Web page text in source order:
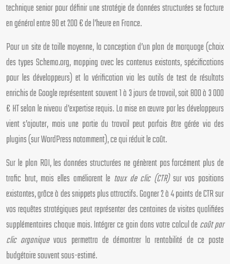
technique senior pour définir une stratégie de données structurées se facture
en général entre 90 et 200 € de l’heure en France.
Pour un site de taille moyenne, la conception d’un plan de marquage (choix
des types Schema.org, mapping avec les contenus existants, spécifications
pour les développeurs) et la vérification via les outils de test de résultats
enrichis de Google représentent souvent 1 à 3 jours de travail, soit 800 à 3 000
€ HT selon le niveau d’expertise requis. La mise en œuvre par les développeurs
vient s’ajouter, mais une partie du travail peut parfois être gérée via des
plugins (sur WordPress notamment), ce qui réduit le coût.
Sur le plan ROI, les données structurées ne génèrent pas forcément plus de
trafic brut, mais elles améliorent le taux de clic (CTR)sur vos positions
existantes, grâce à des snippets plus attractifs. Gagner 2 à 4 points de CTR sur
vos requêtes stratégiques peut représenter des centaines de visites qualifiées
supplémentaires chaque mois. Intégrer ce gain dans votre calcul decoût par
clic organiquevous permettra de démontrer la rentabilité de ce poste
budgétaire souvent sous-estimé.